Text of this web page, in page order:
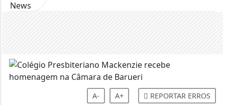
A- A+ REPORTAR ERROS